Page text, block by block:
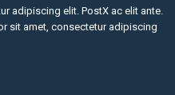
adipiscing elit. PostX ac elit ante.
sit amet, consectetur adipiscing